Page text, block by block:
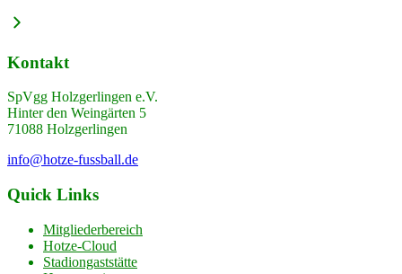
Kontakt
SpVgg Holzgerlingen e.V.
Hinter den Weingärten 5
71088 Holzgerlingen
info@hotze-fussball.de
Quick Links
Mitgliederbereich
Hotze-Cloud
Stadiongaststätte